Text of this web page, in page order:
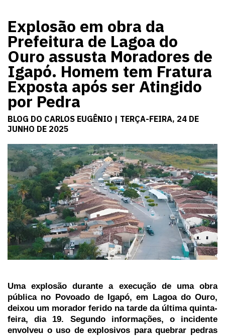
Explosão em obra da
Prefeitura de Lagoa do
Ouro assusta Moradores de
Igapó. Homem tem Fratura
Exposta após ser Atingido
por Pedra
BLOG DO CARLOS EUGÊNIO | TERÇA-FEIRA, 24 DE
JUNHO DE 2025
Uma explosão durante a execução de uma obra
pública no Povoado de Igapó, em Lagoa do Ouro,
deixou um morador ferido na tarde da última quinta-
feira, dia 19. Segundo informações, o incidente
envolveu o uso de explosivos para quebrar pedras